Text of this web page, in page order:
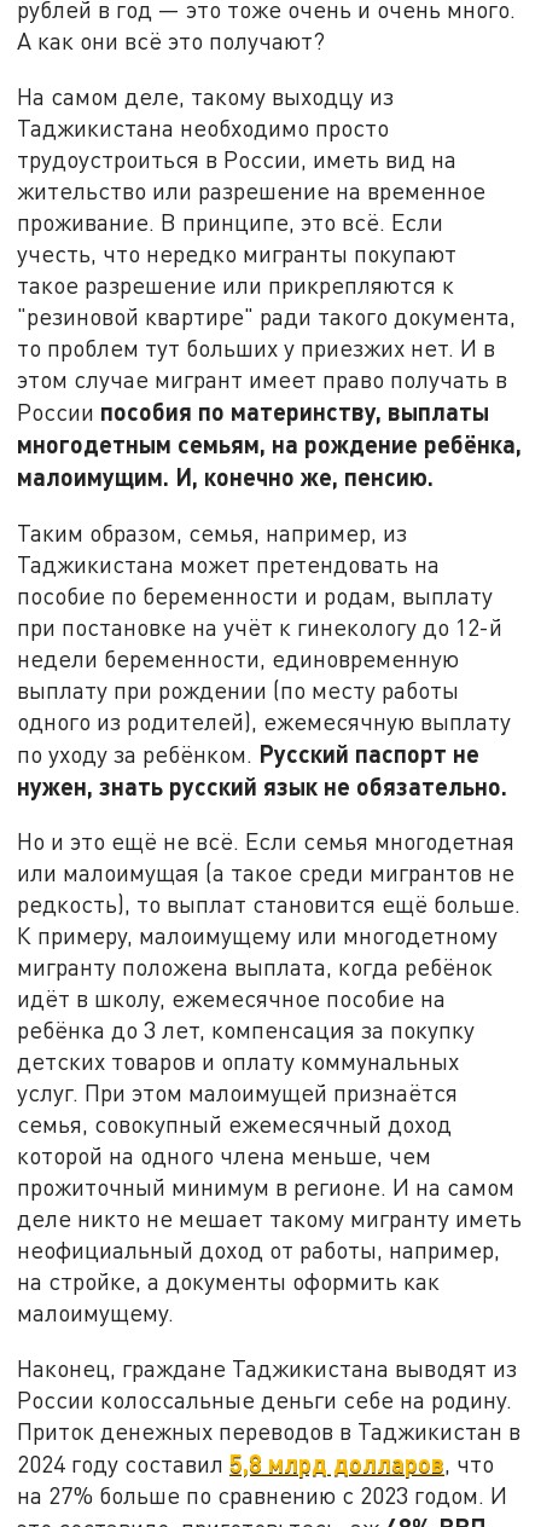
рублей в год — это тоже очень и очень много.
А как они всё это получают?
На самом деле, такому выходцу из
Таджикистана необходимо просто
трудоустроиться в России, иметь вид на
жительство или разрешение на временное
проживание. В принципе, это всё. Если
учесть, что нередко мигранты покупают
такое разрешение или прикрепляются к
"резиновой квартире" ради такого документа,
то проблем тут больших у приезжих нет. И в
этом случае мигрант имеет право получать в
России пособия по материнству, выплаты
многодетным семьям, на рождение ребёнка,
малоимущим. И, конечно же, пенсию.
Таким образом, семья, например, из
Таджикистана может претендовать на
пособие по беременности и родам, выплату
при постановке на учёт к гинекологу до 12-й
недели беременности, единовременную
выплату при рождении (по месту работы
одного из родителей), ежемесячную выплату
по уходу за ребёнком. Русский паспорт не
нужен, знать русский язык не обязательно.
Но и это ещё не всё. Если семья многодетная
или малоимущая (а такое среди мигрантов не
редкость), то выплат становится ещё больше.
К примеру, малоимущему или многодетному
мигранту положена выплата, когда ребёнок
идёт в школу, ежемесячное пособие на
ребёнка до 3 лет, компенсация за покупку
детских товаров и оплату коммунальных
услуг. При этом малоимущей признаётся
семья, совокупный ежемесячный доход
которой на одного члена меньше, чем
прожиточный минимум в регионе. И на самом
деле никто не мешает такому мигранту иметь
неофициальный доход от работы, например,
на стройке, а документы оформить как
малоимущему.
Наконец, граждане Таджикистана выводят из
России колоссальные деньги себе на родину.
Приток денежных переводов в Таджикистан в
2024 году составил5,8 млрд долларов, что
на 27% больше по сравнению с 2023 годом. И